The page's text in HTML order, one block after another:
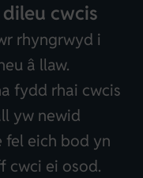
cwcis
rhyngrwyd i
â llaw.
fydd rhai cwcis
yw newid
fel eich bod yn
cwci ei osod.